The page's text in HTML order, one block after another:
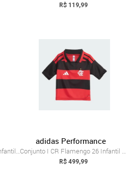
R$ 119,99
Boné adidas Homem-Aranha Infantil adidas...
adidas Performance
Conjunto I CR Flamengo 26 Infantil adida...
R$ 499,99